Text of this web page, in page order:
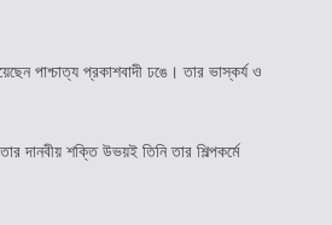
পাশ্চাত্য প্রকাশবাদী ঢঙে। তার ভাস্কর্য ও
দানবীয় শক্তি উভয়ই তিনি তার শিল্পকর্মে